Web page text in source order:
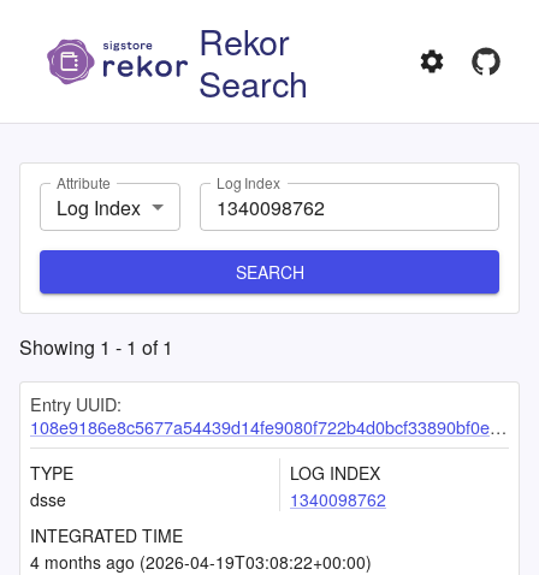
Rekor
Search
Attribute
Log Index
Log Index
SEARCH
Showing 1 - 1 of1
Entry UUID:
108e9186e8c5677a54439d14fe9080f722b4d0bcf33890bf0e0d6eb56c1ee23a498af3fe8691ea6f
TYPE
dsse
LOG INDEX
1340098762
INTEGRATED TIME
4 months ago (2026-04-19T03:08:22+00:00)